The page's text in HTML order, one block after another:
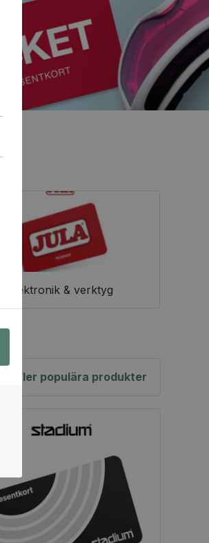
Elektronik & verktyg
Fler populära produkter